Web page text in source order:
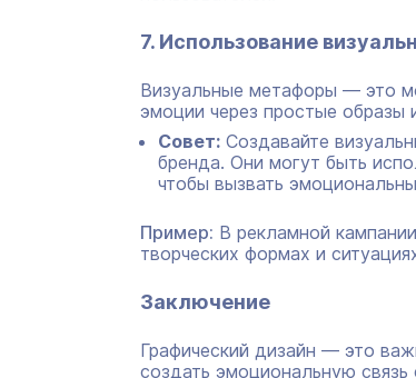
7. Использование
Визуальные метафоры — это
эмоции через простые образы
Совет: Создавайте
бренда. Они могут быть
чтобы вызвать
Пример: В рекламной
творческих формах и
Заключение
Графический дизайн — это
создать эмоциональную связь